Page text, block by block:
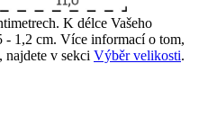
K délce Vašeho
- 1,2 cm. Více informací o tom,
v sekci Výběr velikosti.